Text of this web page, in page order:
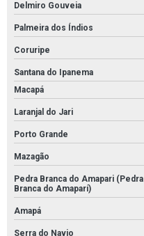
Delmiro Gouveia
Palmeira dos Índios
Coruripe
Santana do Ipanema
Macapá
Laranjal do Jari
Porto Grande
Mazagão
Pedra Branca do Amapari (Pedra
Branca do Amaparí)
Amapá
Serra do Navio